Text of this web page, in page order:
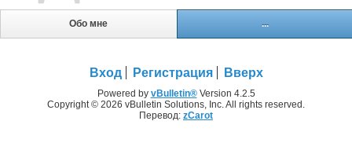
Обо мне ...
Вход Регистрация Вверх
Powered by vBulletin®Version 4.2.5
Copyright © 2026 vBulletin Solutions, Inc. All rights reserved.
Перевод: zCarot